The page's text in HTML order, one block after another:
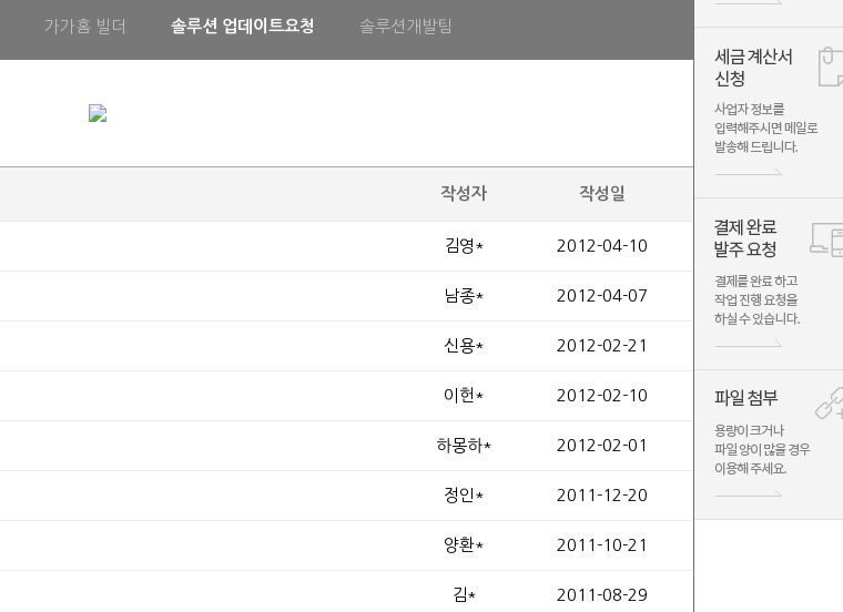
가가홈 빌더 솔루션 업데이트요청 솔루션개발팀
작성자 작성일
김영* 2012-04-10 1354
남종* 2012-04-07 1168
신용* 2012-02-21 1031
이헌* 2012-02-10 8
하몽하* 2012-02-01 1141
정인* 2011-12-20 3
양환* 2011-10-21
김* 2011-08-29